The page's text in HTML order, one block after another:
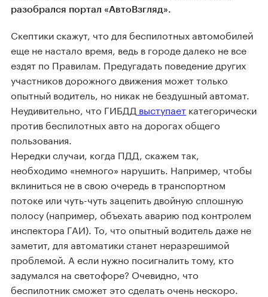
разобрался портал «АвтоВзгляд».
Скептики скажут, что для беспилотных автомобилей
еще не настало время, ведь в городе далеко не все
ездят по Правилам. Предугадать поведение других
участников дорожного движения может только
опытный водитель, но никак не бездушный автомат.
Неудивительно, что ГИБДД выступает категорически
против беспилотных авто на дорогах общего
пользования.
Нередки случаи, когда ПДД, скажем так,
необходимо «немного» нарушить. Например, чтобы
вклиниться не в свою очередь в транспортном
потоке или чуть-чуть зацепить двойную сплошную
полосу (например, объехать аварию под контролем
инспектора ГАИ). То, что опытный водитель даже не
заметит, для автоматики станет неразрешимой
проблемой. А если нужно посигналить тому, кто
задумался на светофоре? Очевидно, что
беспилотник сможет это сделать очень нескоро.